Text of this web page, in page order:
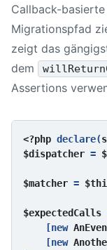
Callback-
Migrationspfad
zeigt das
dem
Assertions
<?php declare(
$dispatcher =
$matcher =
$expectedCalls
    [new
    [new